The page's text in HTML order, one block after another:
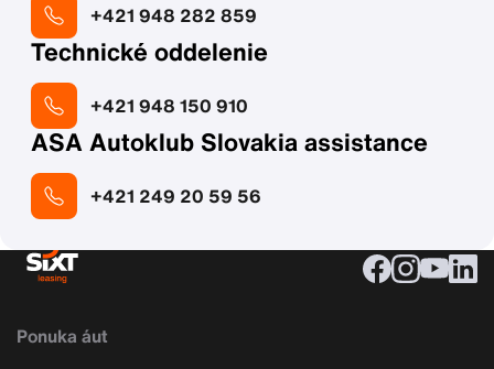
+421 948 282 859
Technické oddelenie
+421 948 150 910
ASA Autoklub Slovakia assistance
+421 249 20 59 56
Ponuka áut